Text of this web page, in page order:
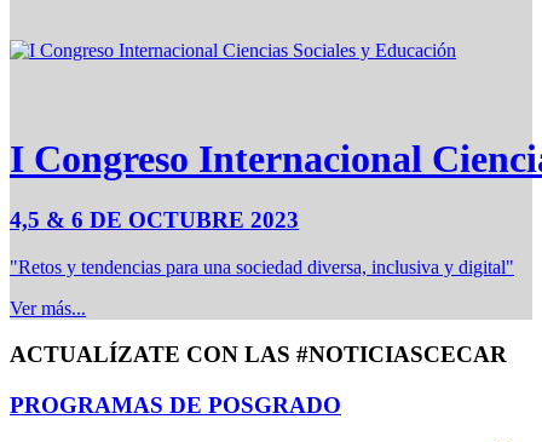
I Congreso Internacional
4,5 & 6 DE OCTUBRE 2023
"Retos y tendencias para una sociedad diversa, inclusiva y digital"
Ver más...
ACTUALÍZATE CON LAS #NOTICIASCECAR
PROGRAMAS DE POSGRADO